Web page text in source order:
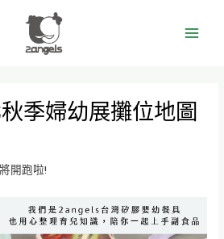
季婦幼展攤位地圖
開跑啦!